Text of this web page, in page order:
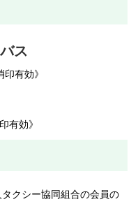
ス
有効》
有効》
クシー協同組合の会員の